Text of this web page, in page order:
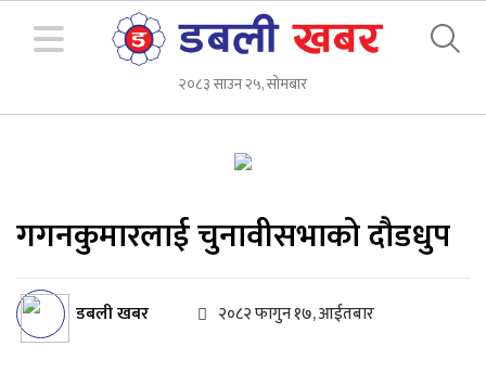
२०८३ साउन २५, सोमबार
गगनकुमारलाई चुनावीसभाको दौडधुप
डबली खबर २०८२ फागुन १७, आईतबार